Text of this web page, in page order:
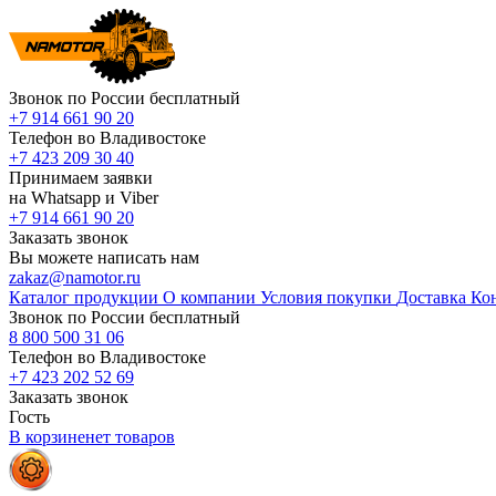
Звонок по России бесплатный
+7 914 661 90 20
Телефон во Владивостоке
+7 423 209 30 40
Принимаем заявки
на Whatsapp и Viber
+7 914 661 90 20
Заказать звонок
Вы можете написать нам
zakaz@namotor.ru
Каталог продукции О компании Условия покупки Доставка
Звонок по России бесплатный
8 800 500 31 06
Телефон во Владивостоке
+7 423 202 52 69
Заказать звонок
Гость
В корзиненет товаров